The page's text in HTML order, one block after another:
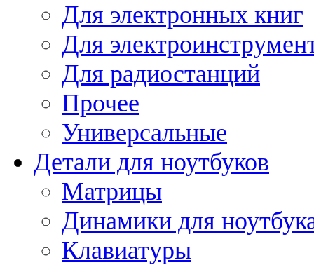
Для электронных книг
Для
Для радиостанций
Прочее
Универсальные
Детали для ноутбуков
Матрицы
Динамики для
Клавиатуры